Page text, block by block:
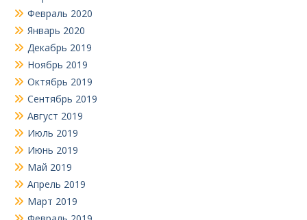
Февраль 2020
Январь 2020
Декабрь 2019
Ноябрь 2019
Октябрь 2019
Сентябрь 2019
Август 2019
Июль 2019
Июнь 2019
Май 2019
Апрель 2019
Март 2019